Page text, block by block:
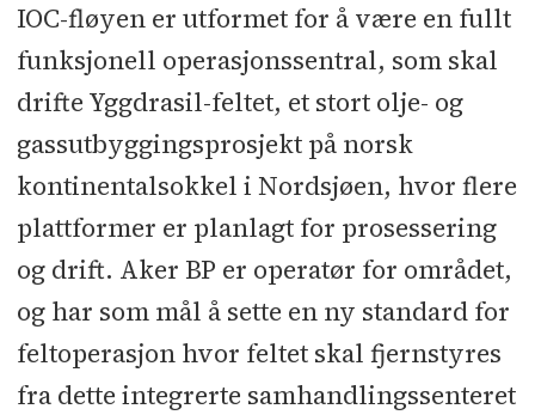
IOC-fløyen er utformet for å være en fullt
funksjonell operasjonssentral, som skal
drifte Yggdrasil-feltet, et stort olje- og
gassutbyggingsprosjekt på norsk
kontinentalsokkel i Nordsjøen, hvor flere
plattformer er planlagt for prosessering
og drift. Aker BP er operatør for området,
og har som mål å sette en ny standard for
feltoperasjon hvor feltet skal fjernstyres
fra dette integrerte samhandlingssenteret